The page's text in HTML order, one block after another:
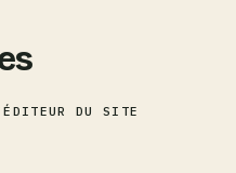
DU SITE